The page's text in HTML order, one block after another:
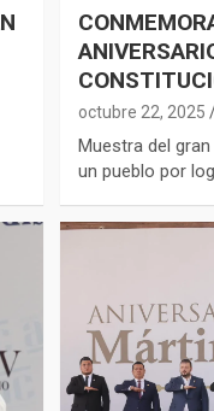
octubre 22, 2025
Muestra del
un pueblo por